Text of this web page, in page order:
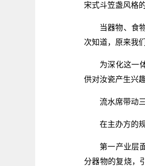
宋式斗笠盏风格
当器物、食
次知道，原来我
为深化这一
供对汝瓷产生兴
流水席带动
在主办方的
第一产业层
分器物的复烧，